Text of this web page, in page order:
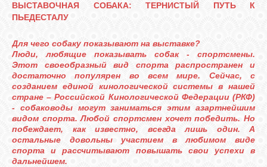
ВЫСТАВОЧНАЯ СОБАКА: ТЕРНИСТЫЙ ПУТЬ К
ПЬЕДЕСТАЛУ
Для чего собаку показывают на выставке?
Люди, любящие показывать собак - спортсмены.
Этот своеобразный вид спорта распространен и
достаточно популярен во всем мире. Сейчас, с
созданием единой кинологической системы в нашей
стране – Российской Кинологической Федерации (РКФ)
- собаководы могут заниматься этим азартнейшим
видом спорта. Любой спортсмен хочет победить. Но
побеждает, как известно, всегда лишь один. А
остальные довольны участием в любимом виде
спорта и рассчитывают повышать свои успехи в
дальнейшем.